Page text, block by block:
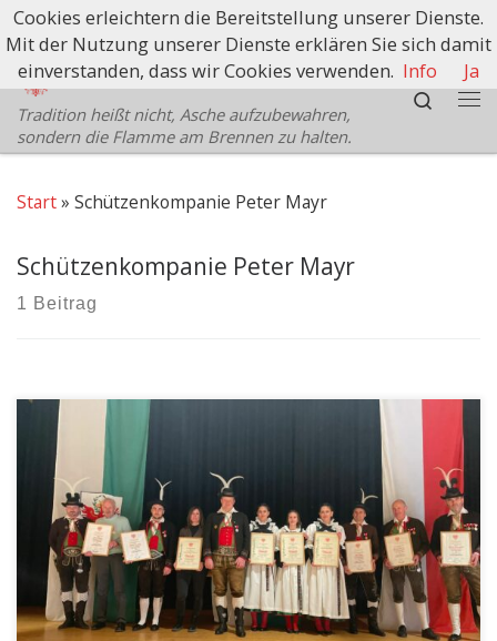
Zum Inhalt springen
Schützenbezirk Bozen
Tradition heißt nicht, Asche aufzubewahren,
sondern die Flamme am Brennen zu halten.
Search
Start» Schützenkompanie Peter Mayr
Schützenkompanie Peter Mayr
1 Beitrag
Am Sonntag, den 26.02.23 gedachte die
Schützenkompanie Peter Mayr Ritten wieder in
gewohnter Form vor dem Kriegerdenkmal in Lengmoos
der Tiroler Helden Anno 9, der Gefallenen beider
Weltkriege und all jener Personen, welche für die
Freiheit und Unabhängigkeit unserer Heimat ihr Leben
eingesetzt haben. Dieser Gedenkfeier vorausgegangen
war der Einzug […]
Cookies erleichtern die Bereitstellung unserer Dienste.
Mit der Nutzung unserer Dienste erklären Sie sich damit
einverstanden, dass wir Cookies verwenden. Info Ja